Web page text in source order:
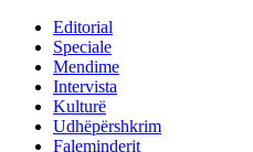
Editorial
Speciale
Mendime
Intervista
Kulturë
Udhëpërshkrim
Faleminderit